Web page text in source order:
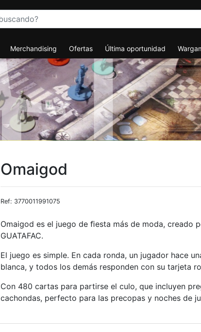
Merchandising Ofertas Última oportunidad
Omaigod
Ref: 3770011991075
Omaigod es el juego de ﬁesta más de moda, creado
GUATAFAC.
El juego es simple. En cada ronda, un jugador hace
blanca, y todos los demás responden con su tarjeta
Con 480 cartas para partirse el culo, que incluyen
cachondas, perfecto para las precopas y noches de